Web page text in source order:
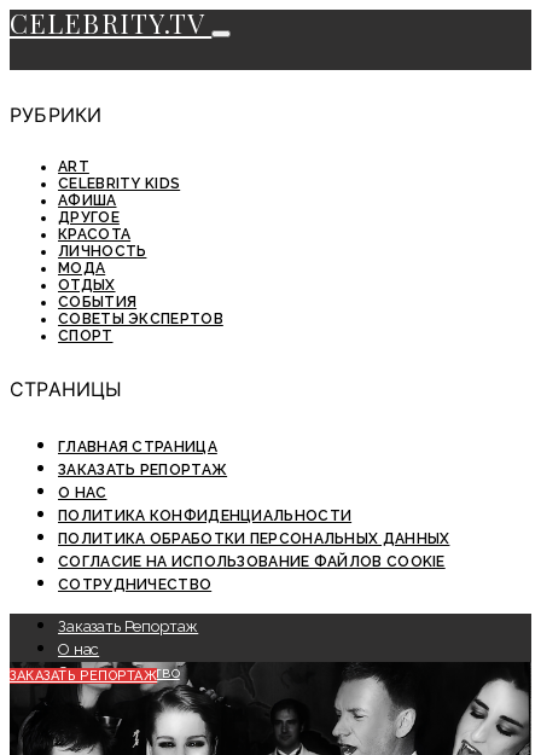
CELEBRITY.TV
РУБРИКИ
ART
CELEBRITY KIDS
АФИША
ДРУГОЕ
КРАСОТА
ЛИЧНОСТЬ
МОДА
ОТДЫХ
СОБЫТИЯ
СОВЕТЫ ЭКСПЕРТОВ
СПОРТ
СТРАНИЦЫ
ГЛАВНАЯ СТРАНИЦА
ЗАКАЗАТЬ РЕПОРТАЖ
О НАС
ПОЛИТИКА КОНФИДЕНЦИАЛЬНОСТИ
ПОЛИТИКА ОБРАБОТКИ ПЕРСОНАЛЬНЫХ ДАННЫХ
СОГЛАСИЕ НА ИСПОЛЬЗОВАНИЕ ФАЙЛОВ COOKIE
СОТРУДНИЧЕСТВО
Заказать Репортаж
О нас
Сотрудничество
ЗАКАЗАТЬ РЕПОРТАЖ